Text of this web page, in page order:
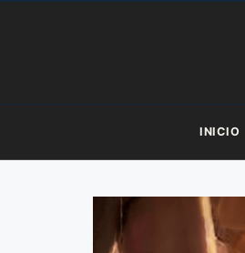
INICIO